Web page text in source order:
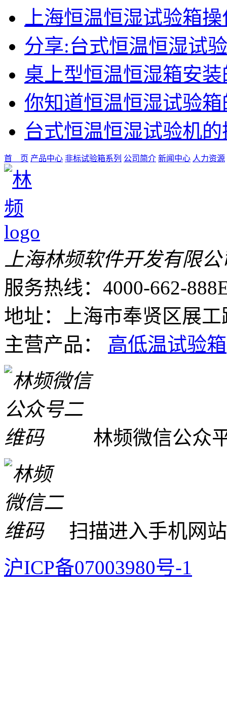
上海恒温恒湿试验箱
分享:台式恒温恒湿试
桌上型恒温恒湿箱安
你知道恒温恒湿试验
台式恒温恒湿试验机
首 页 产品中心 非标试验箱系列 公司简介 新闻中心 人力资源
上海林频软件开发有限公
服务热线：4000-662-888
地址：上海市奉贤区展工
主营产品： 高低温试验箱
林频微信公众
扫描进入手机网
沪ICP备07003980号-1